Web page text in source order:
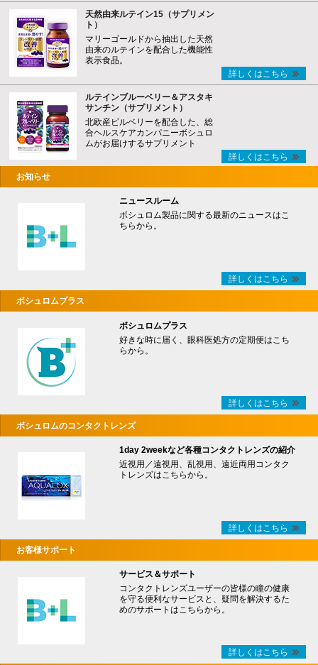
天然由来ルテイン15（サプリメン
ト）
マリーゴールドから抽出した天然
由来のルテインを配合した機能性
表示食品。
詳しくはこちら
ルテインブルーベリー＆アスタキ
サンチン（サプリメント）
北欧産ビルベリーを配合した、総
合ヘルスケアカンパニーボシュロ
ムがお届けするサプリメント
詳しくはこちら
お知らせ
ニュースルーム
ボシュロム製品に関する最新のニュースはこ
ちらから。
詳しくはこちら
ボシュロムプラス
ボシュロムプラス
好きな時に届く、眼科医処方の定期便はこち
らから。
詳しくはこちら
ボシュロムのコンタクトレンズ
1day 2weekなど各種コンタクトレンズの紹介
近視用／遠視用、乱視用、遠近両用コンタク
トレンズはこちらから。
詳しくはこちら
お客様サポート
サービス＆サポート
コンタクトレンズユーザーの皆様の瞳の健康
を守る便利なサービスと、疑問を解決するた
めのサポートはこちらから。
詳しくはこちら